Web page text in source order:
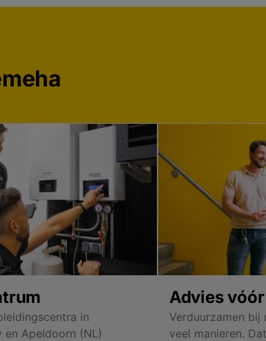
in
en Apeldoorn (NL)
Advies
Verduurzamen
veel manieren.